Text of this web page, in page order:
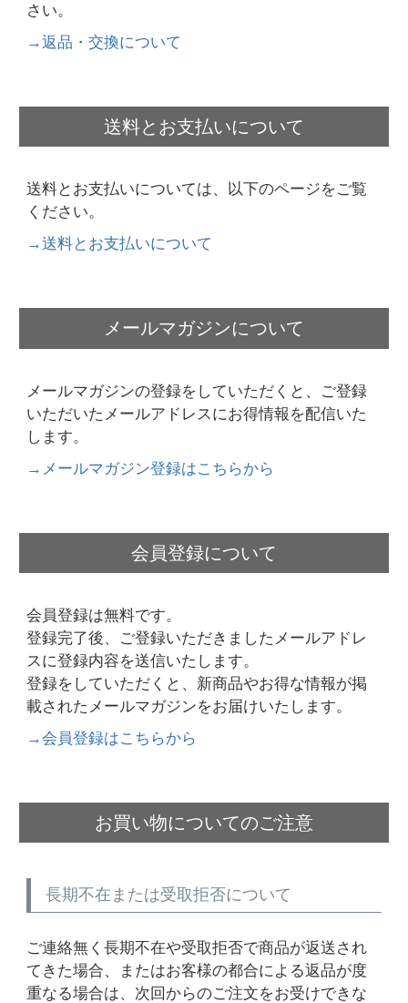
さい。
→返品・交換について
送料とお支払いについて
送料とお支払いについては、以下のページをご覧
ください。
→送料とお支払いについて
メールマガジンについて
メールマガジンの登録をしていただくと、ご登録
いただいたメールアドレスにお得情報を配信いた
します。
→メールマガジン登録はこちらから
会員登録について
会員登録は無料です。
登録完了後、ご登録いただきましたメールアドレ
スに登録内容を送信いたします。
登録をしていただくと、 新商品やお得な情報が掲
載されたメールマガジンをお届けいたします。
→会員登録はこちらから
お買い物についてのご注意
長期不在または受取拒否について
ご連絡無く長期不在や受取拒否で商品が返送され
てきた場合、またはお客様の都合による返品が度
重なる場合は、次回からのご注文をお受けできな